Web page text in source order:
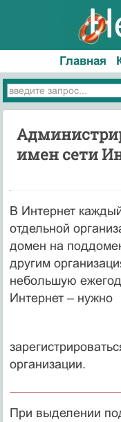
Главная
имен сети
В Интернет
отдельной
домен на
другим
небольшую
Интернет – нужно
организации.
При выделении